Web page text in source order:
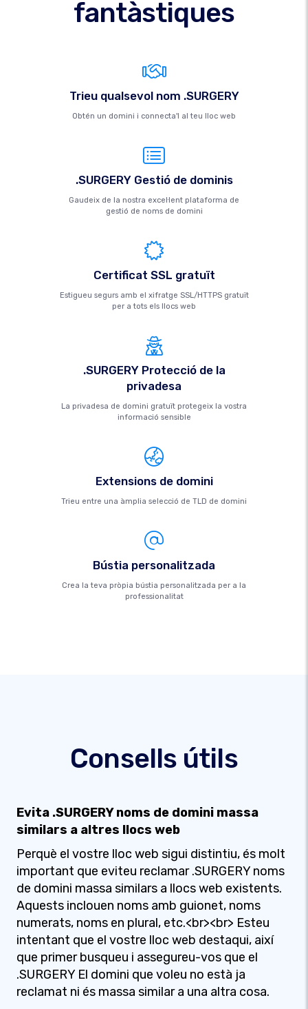
fantàstiques
Trieu qualsevol nom .SURGERY
Obtén un domini i connecta'l al teu lloc web
.SURGERY Gestió de dominis
Gaudeix de la nostra excel·lent plataforma de
gestió de noms de domini
Certificat SSL gratuït
Estigueu segurs amb el xifratge SSL/HTTPS gratuït
per a tots els llocs web
.SURGERY Protecció de la
privadesa
La privadesa de domini gratuït protegeix la vostra
informació sensible
Extensions de domini
Trieu entre una àmplia selecció de TLD de domini
Bústia personalitzada
Crea la teva pròpia bústia personalitzada per a la
professionalitat
Consells útils
Evita .SURGERY noms de domini massa
similars a altres llocs web
Perquè el vostre lloc web sigui distintiu, és molt
important que eviteu reclamar .SURGERY noms
de domini massa similars a llocs web existents.
Aquests inclouen noms amb guionet, noms
numerats, noms en plural, etc.<br><br> Esteu
intentant que el vostre lloc web destaqui, així
que primer busqueu i assegureu-vos que el
.SURGERY El domini que voleu no està ja
reclamat ni és massa similar a una altra cosa.